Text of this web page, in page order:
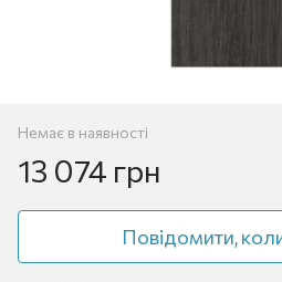
Немає в наявності
13 074 грн
Повідомити,